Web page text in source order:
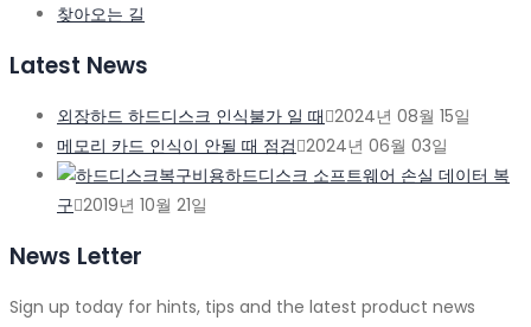
찾아오는 길
Latest News
외장하드 하드디스크 인식불가 일 때 2024년 08월 15일
메모리 카드 인식이 안될 때 점검 2024년 06월 03일
하드디스크 소프트웨어 손실 데이터 복
구 2019년 10월 21일
News Letter
Sign up today for hints, tips and the latest product news